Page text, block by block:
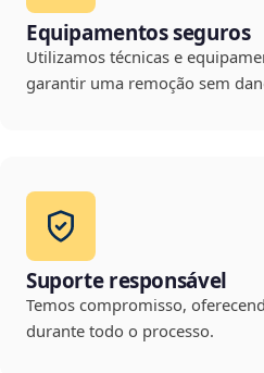
Equipamentos seguros
Utilizamos técnicas e
garantir uma remoção sem
Suporte responsável
Temos compromisso,
durante todo o processo.